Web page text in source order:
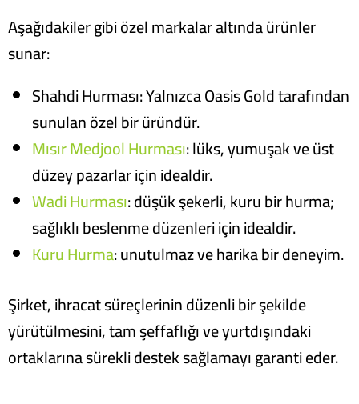
Aşağıdakiler gibi özel markalar altında ürünler
sunar:
Shahdi Hurması: Yalnızca Oasis Gold tarafından
sunulan özel bir üründür.
Mısır Medjool Hurması: lüks, yumuşak ve üst
düzey pazarlar için idealdir.
Wadi Hurması: düşük şekerli, kuru bir hurma;
sağlıklı beslenme düzenleri için idealdir.
Kuru Hurma: unutulmaz ve harika bir deneyim.
Şirket, ihracat süreçlerinin düzenli bir şekilde
yürütülmesini, tam şeffaflığı ve yurtdışındaki
ortaklarına sürekli destek sağlamayı garanti eder.